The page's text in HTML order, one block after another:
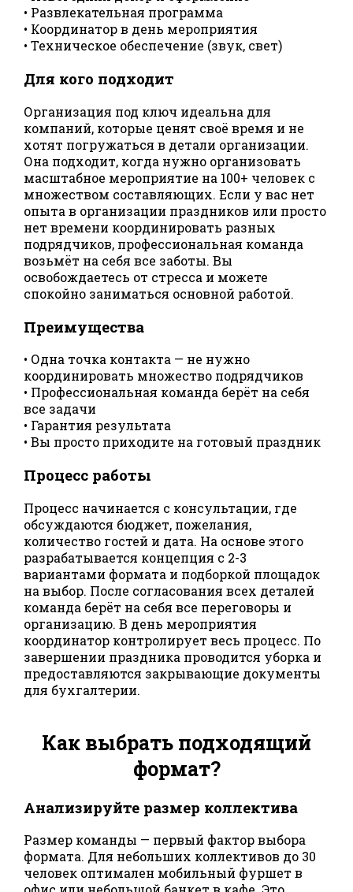
• Развлекательная программа
• Координатор в день мероприятия
• Техническое обеспечение (звук, свет)
Для кого подходит
Организация под ключ идеальна для
компаний, которые ценят своё время и не
хотят погружаться в детали организации.
Она подходит, когда нужно организовать
масштабное мероприятие на 100+ человек с
множеством составляющих. Если у вас нет
опыта в организации праздников или просто
нет времени координировать разных
подрядчиков, профессиональная команда
возьмёт на себя все заботы. Вы
освобождаетесь от стресса и можете
спокойно заниматься основной работой.
Преимущества
• Одна точка контакта — не нужно
координировать множество подрядчиков
• Профессиональная команда берёт на себя
все задачи
• Гарантия результата
• Вы просто приходите на готовый праздник
Процесс работы
Процесс начинается с консультации, где
обсуждаются бюджет, пожелания,
количество гостей и дата. На основе этого
разрабатывается концепция с 2-3
вариантами формата и подборкой площадок
на выбор. После согласования всех деталей
команда берёт на себя все переговоры и
организацию. В день мероприятия
координатор контролирует весь процесс. По
завершении праздника проводится уборка и
предоставляются закрывающие документы
для бухгалтерии.
Как выбрать подходящий
формат?
Анализируйте размер коллектива
Размер команды — первый фактор выбора
формата. Для небольших коллективов до 30
человек оптимален мобильный фуршет в